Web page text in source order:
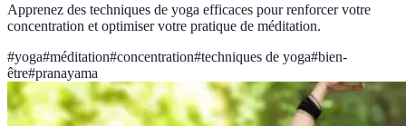
Apprenez des techniques de yoga efficaces pour renforcer votre
concentration et optimiser votre pratique de méditation.
#yoga#méditation#concentration#techniques de yoga#bien-
être#pranayama